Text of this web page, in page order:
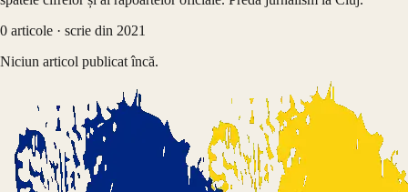
0 articole · scrie din 2021
Niciun articol publicat încă.